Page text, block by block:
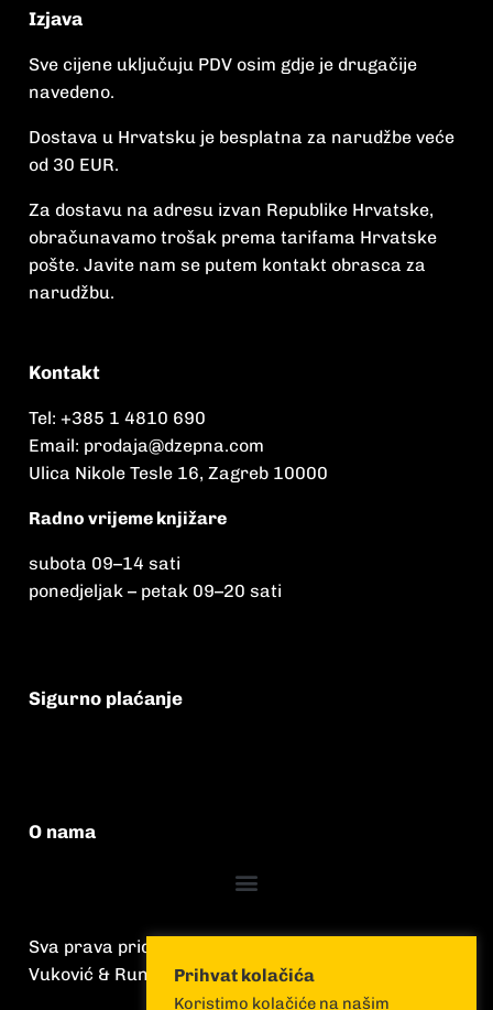
Izjava
Sve cijene uključuju PDV osim gdje je drugačije
navedeno.
Dostava u Hrvatsku je besplatna za narudžbe veće
od 30 EUR.
Za dostavu na adresu izvan Republike Hrvatske,
obračunavamo trošak prema tarifama Hrvatske
pošte. Javite nam se putem kontakt obrasca za
narudžbu.
Kontakt
Tel: +385 1 4810 690
Email: prodaja@dzepna.com
Ulica Nikole Tesle 16, Zagreb 10000
Radno vrijeme knjižare
subota 09–14 sati
ponedjeljak – petak 09–20 sati
Sigurno plaćanje
O nama
Sva prava pridržana
Vuković & Runjić
Prihvat kolačića
Koristimo kolačiće na našim